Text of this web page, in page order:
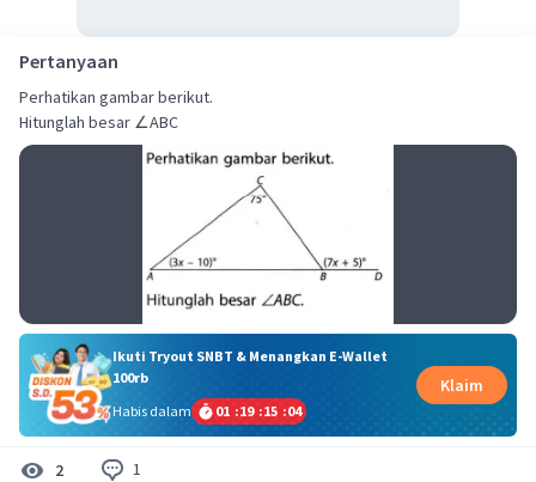
Pertanyaan
Perhatikan gambar berikut.
Hitunglah besar ∠ABC
Ikuti Tryout SNBT & Menangkan E-Wallet
100rb
Habis dalam
01 :19 :15 :03
Klaim
2 1